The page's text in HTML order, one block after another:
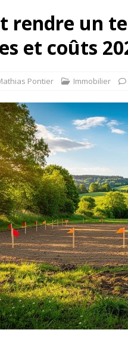
rendre un
et coûts
Pontier Immobilier